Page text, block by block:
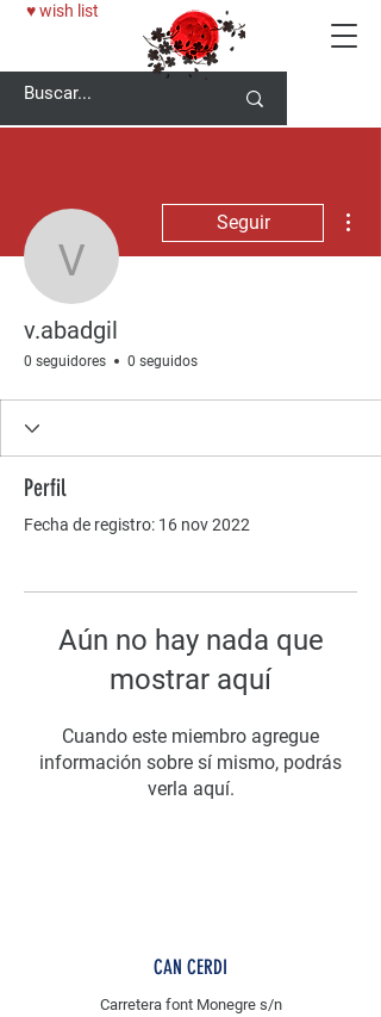
♥ wish list
v.abadgil
Seguir
v.abadgil
0 seguidores 0 seguidos
Perfil
Fecha de registro: 16 nov 2022
Aún no hay nada que
mostrar aquí
Cuando este miembro agregue
información sobre sí mismo, podrás
verla aquí.
CAN CERDI
Carretera font Monegre s/n